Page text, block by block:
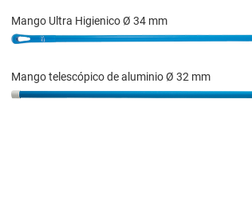
Mango Ultra Higienico Ø 34 mm
Mango telescópico de aluminio Ø 32 mm